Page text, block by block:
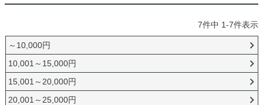
7件中 1-7件表示
～10,000円
10,001～15,000円
15,001～20,000円
20,001～25,000円